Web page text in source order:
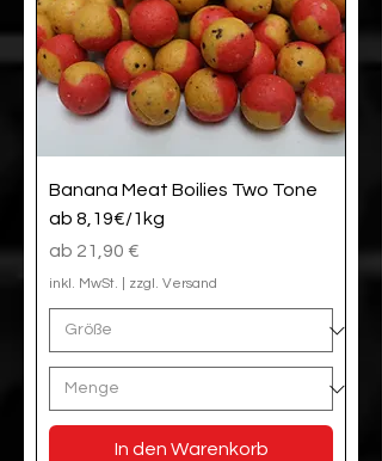
Banana Meat Boilies Two Tone
ab 8,19€/1kg
ab 21,90 €
Sale-Preis
inkl. MwSt. zzgl. Versand
In den Warenkorb